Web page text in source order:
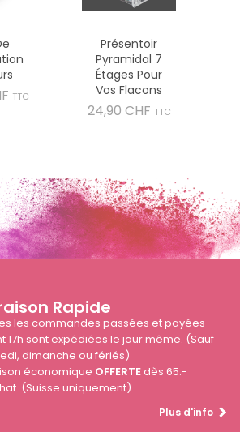
Prix
TTC
Présentoir
Pyramidal 7
Étages Pour
Vos Flacons
24,90 CHF Prix
TTC
Rapide
les commandes passées et payées
17h sont expédiées le jour même. (Sauf
dimanche ou fériés)
économique OFFERTEdès 65.-
(Suisse uniquement)
Plus d'info